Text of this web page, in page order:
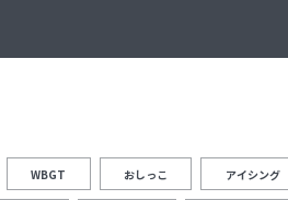
WBGT おしっこ アイシング